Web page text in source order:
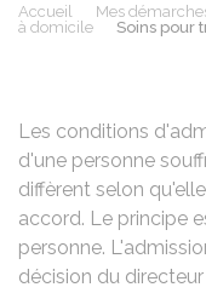
Accueil Mes
à domicile
Soins pour
Les conditions
d'une personne
diffèrent selon
accord. Le principe
personne.
décision du